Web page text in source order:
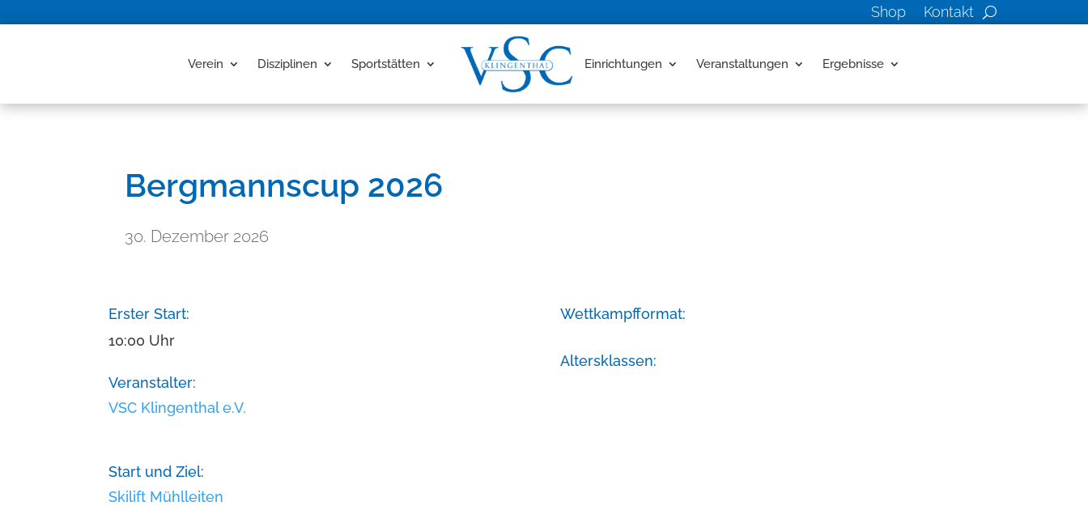
Shop Kontakt
Verein Disziplinen Sportstätten Einrichtungen Veranstaltungen Ergebnisse
Bergmannscup 2026
30. Dezember 2026
Erster Start:
10:00 Uhr
Veranstalter:
VSC Klingenthal e.V.
Start und Ziel:
Skilift Mühlleiten
Wettkampfformat:
Altersklassen: